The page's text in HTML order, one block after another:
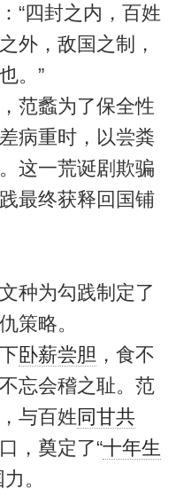
“四封之内，百姓
外，敌国之制，
。”
蠡为了保全性
病重时，以尝粪
这一荒诞剧欺骗
最终获释回国铺
为勾践制定了
策略。
卧薪尝胆 ，食不
忘会稽之耻。范
与百姓同甘共
，奠定了“十年生
。